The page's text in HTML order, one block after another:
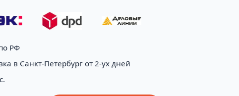
РФ
в Санкт-Петербург от 2-ух дней